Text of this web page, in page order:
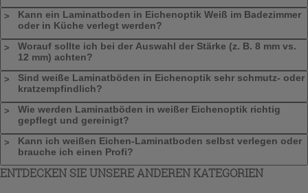
Kann ein Laminatboden in Eichenoptik Weiß im Badezimmer
oder in Küche verlegt werden?
Worauf sollte ich bei der Auswahl der Stärke (z. B. 8 mm vs.
12 mm) achten?
Sind weiße Laminatböden in Eichenoptik sehr schmutz- oder
kratzempfindlich?
Wie werden Laminatböden in weißer Eichenoptik richtig
gepflegt und gereinigt?
Kann ich weißen Eichen-Laminatboden selbst verlegen oder
brauche ich einen Profi?
ENTDECKEN SIE UNSERE ANDEREN KATEGORIEN